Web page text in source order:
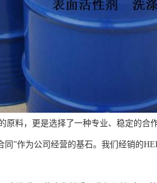
原料，更是选择了一种专业、稳定的合
”作为公司经营的基石。我们经销的